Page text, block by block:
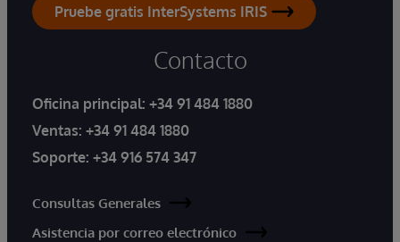
Pruebe gratis InterSystems IRIS
Contacto
Oficina principal: +34 91 484 1880
Ventas: +34 91 484 1880
Soporte: +34 916 574 347
Consultas Generales
Asistencia por correo electrónico